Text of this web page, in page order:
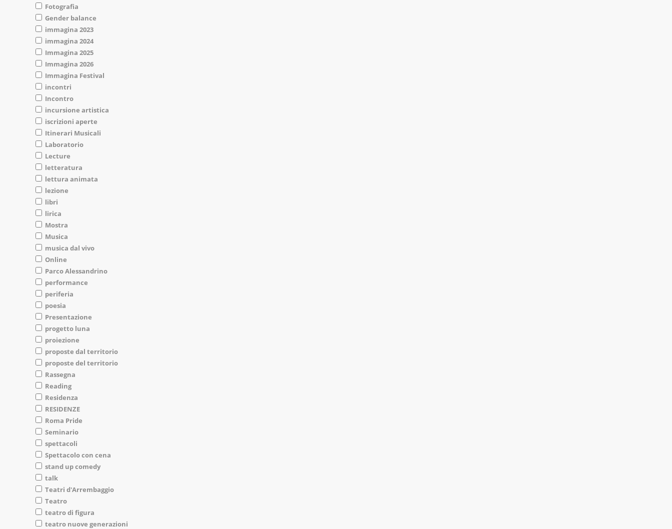
Fotografia
Gender balance
immagina 2023
immagina 2024
Immagina 2025
Immagina 2026
Immagina Festival
incontri
Incontro
incursione artistica
iscrizioni aperte
Itinerari Musicali
Laboratorio
Lecture
letteratura
lettura animata
lezione
libri
lirica
Mostra
Musica
musica dal vivo
Online
Parco Alessandrino
performance
periferia
poesia
Presentazione
progetto luna
proiezione
proposte dal territorio
proposte del territorio
Rassegna
Reading
Residenza
RESIDENZE
Roma Pride
Seminario
spettacoli
Spettacolo con cena
stand up comedy
talk
Teatri d'Arrembaggio
Teatro
teatro di figura
teatro nuove generazioni